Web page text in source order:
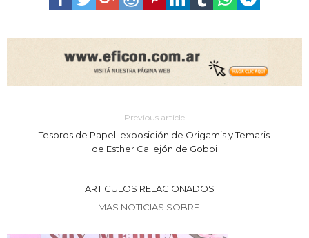
Previous article
Tesoros de Papel: exposición de Origamis y Temaris
de Esther Callejón de Gobbi
ARTICULOS RELACIONADOS
MAS NOTICIAS SOBRE